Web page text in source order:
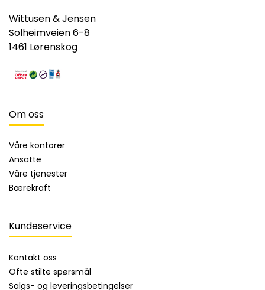
Wittusen & Jensen
Solheimveien 6-8
1461 Lørenskog
Om oss
Våre kontorer
Ansatte
Våre tjenester
Bærekraft
Kundeservice
Kontakt oss
Ofte stilte spørsmål
Salgs- og leveringsbetingelser